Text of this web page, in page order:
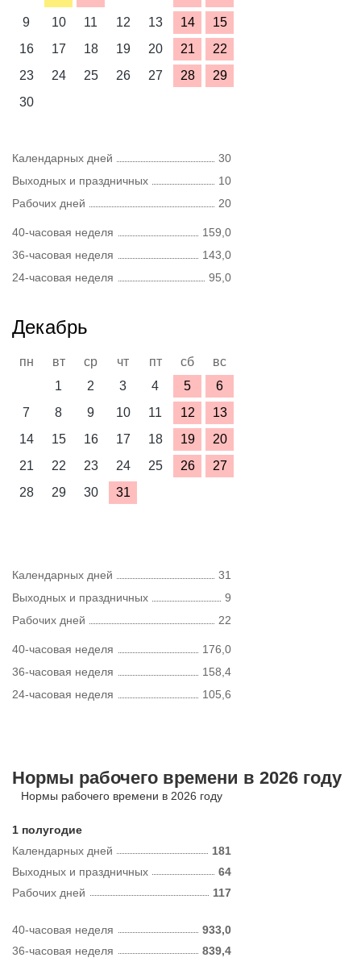
9
10 11 12 13 14
15
16
17 18 19 20 21
22
23
24 25 26 27 28
29
30
Календарных дней
30
Выходных и праздничных
10
Рабочих дней
20
40-часовая неделя
159,0
36-часовая неделя
143,0
24-часовая неделя
95,0
Декабрь
пн вт ср чт пт сб
вс
1
2 3 4 5
6
7
8 9 10 11 12
13
14
15 16 17 18 19
20
21
22 23 24 25 26
27
28
29 30 31
Календарных дней
31
Выходных и праздничных
9
Рабочих дней
22
40-часовая неделя
176,0
36-часовая неделя
158,4
24-часовая неделя
105,6
Нормы рабочего времени в 2026 году
Нормы рабочего времени в 2026 году
1 полугодие
Календарных дней
181
Рабочих дней 117
Выходных и праздничных 64
40-часовая неделя
933,0
36-часовая неделя
839,4